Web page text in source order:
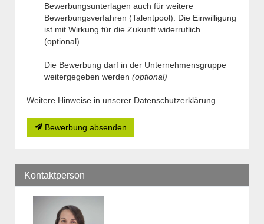
Bewerbungsunterlagen auch für weitere
Bewerbungsverfahren (Talentpool). Die Einwilligung
ist mit Wirkung für die Zukunft widerruflich.
(optional)
Die Bewerbung darf in der Unternehmensgruppe
weitergegeben werden (optional)
Weitere Hinweise in unserer Datenschutzerklärung
Bewerbung absenden
Kontaktperson